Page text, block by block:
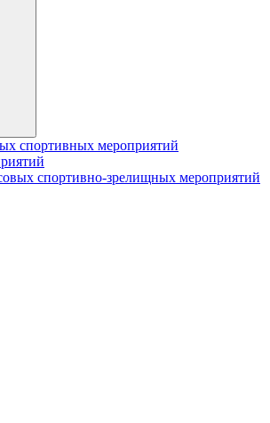
спортивных мероприятий
спортивно-зрелищных мероприятий